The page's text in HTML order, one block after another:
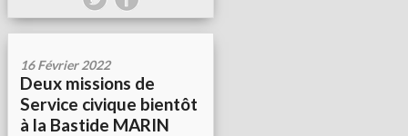
16 Février 2022
Deux missions de
Service civique bientôt
à la Bastide MARIN